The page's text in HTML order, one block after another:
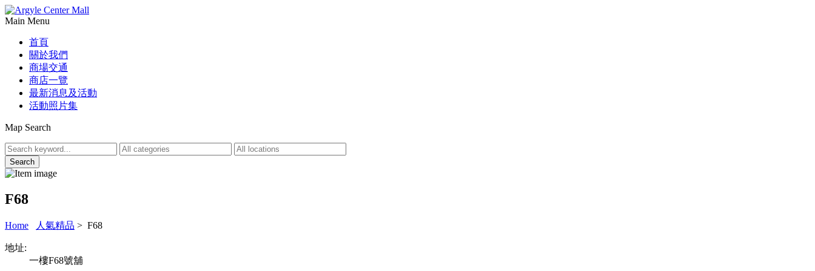
Main Menu
首頁
關於我們
商場交通
商店一覽
最新消息及活動
活動照片集
Map Search
F68
Home 人氣精品 > F68
地址:
一樓F68號舖